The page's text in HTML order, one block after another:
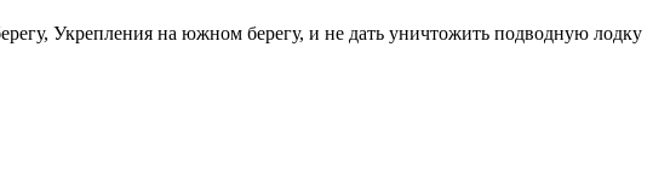
Укрепления на южном берегу, и не дать уничтожить подводную лодку